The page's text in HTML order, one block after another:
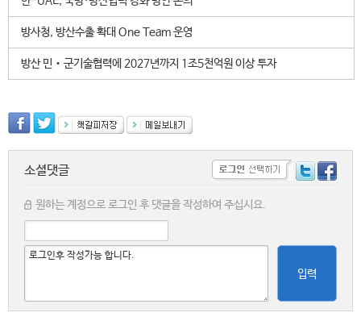
방사청, 방산수출 확대 One Team 운영
방산 민‧군기술협력에 2027년까지 1조5천억원 이상 투자
소셜댓글
원하는 계정으로 로그인 후 댓글을 작성하여 주십시요.
입력